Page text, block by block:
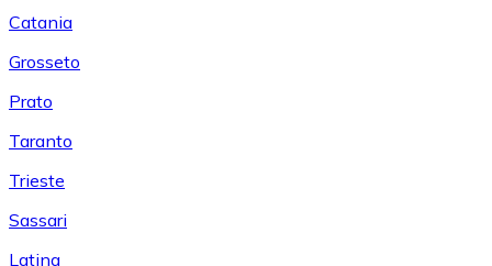
Catania
Grosseto
Prato
Taranto
Trieste
Sassari
Latina